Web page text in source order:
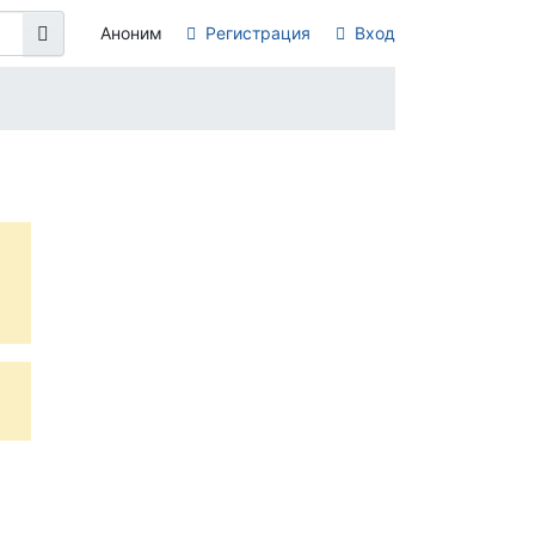
Аноним Регистрация Вход